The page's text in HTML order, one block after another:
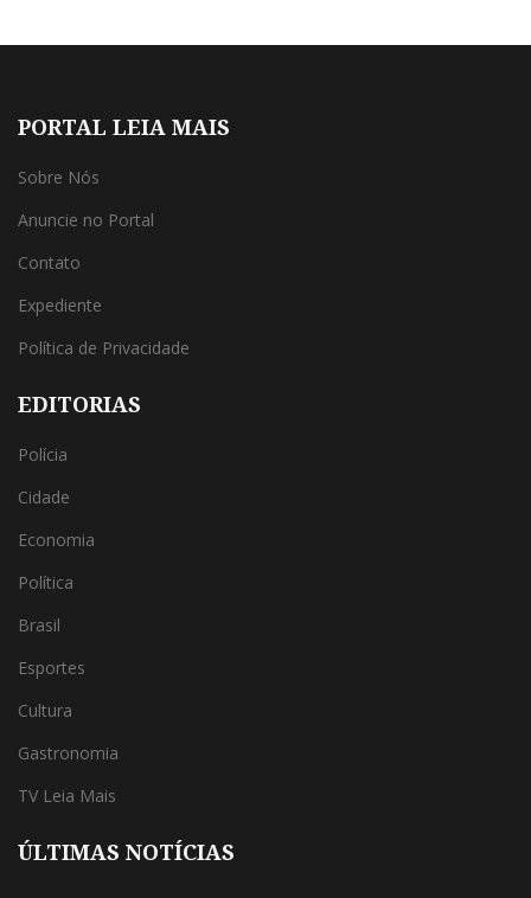
PORTAL LEIA MAIS
Sobre Nós
Anuncie no Portal
Contato
Expediente
Política de Privacidade
EDITORIAS
Polícia
Cidade
Economia
Política
Brasil
Esportes
Cultura
Gastronomia
TV Leia Mais
ÚLTIMAS NOTÍCIAS